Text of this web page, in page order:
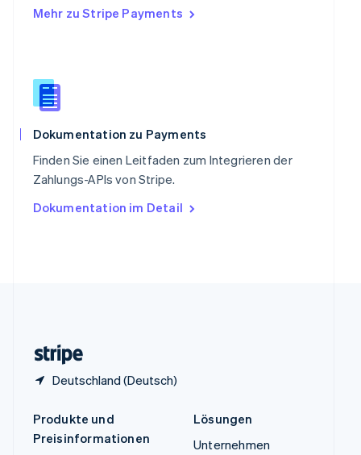
Mehr zu Stripe Payments
Dokumentation zu Payments
Finden Sie einen Leitfaden zum Integrieren der
Zahlungs-APIs von Stripe.
Dokumentation im Detail
Deutschland (Deutsch)
Slowenien
English
Spanien
Español
Thailand
Tschechische Republik
English
English
Produkte und
Preisinformationen
Lösungen
Unternehmen